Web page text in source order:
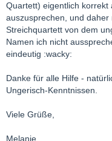
Quartett) eigentlich korrekt
auszusprechen, und
Streichquartett von dem
Namen ich nicht
eindeutig :wacky:
Danke für alle Hilfe -
Ungerisch-Kenntnissen.
Viele Grüße,
Melanie